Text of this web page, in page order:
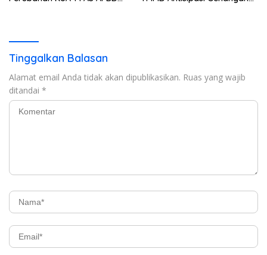
Tinggalkan Balasan
Alamat email Anda tidak akan dipublikasikan. Ruas yang wajib
ditandai *